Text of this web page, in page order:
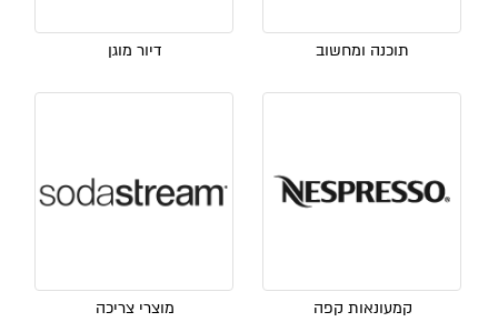
תוכנה ומחשוב דיור מוגן
קמעונאות קפה מוצרי צריכה